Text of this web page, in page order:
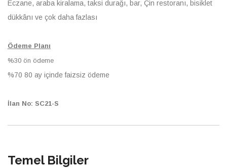
Eczane, araba kiralama, taksi durağı, bar, Çin restoranı, bisiklet
dükkânı ve çok daha fazlası
Ödeme Planı
%30 ön ödeme
%70 80 ay içinde faizsiz ödeme
İlan No: SC21-S
Temel Bilgiler